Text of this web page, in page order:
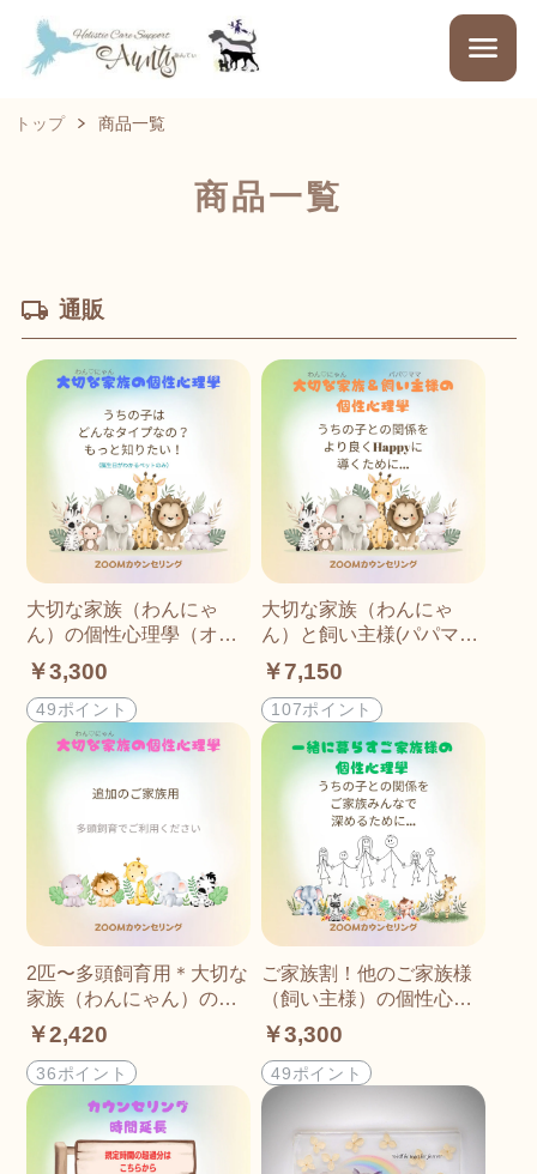
トップ 商品一覧
商品一覧
通販
大切な家族（わんにゃ
ん）の個性心理學（オン
ラインカウンセリング）
￥3,300
49ポイント
大切な家族（わんにゃ
ん）と飼い主様(パパマ
マ）の個性心理學（オン
ラインカウンセリング）
￥7,150
107ポイント
2匹〜多頭飼育用＊大切な
家族（わんにゃん）の個
性心理学（オンラインカ
ウンセリング）
￥2,420
36ポイント
ご家族割！他のご家族様
（飼い主様）の個性心理
學（オンラインカウンセ
リング）
￥3,300
49ポイント